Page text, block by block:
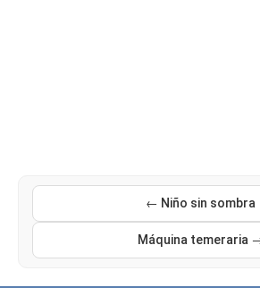
← Niño sin sombra
Máquina temeraria